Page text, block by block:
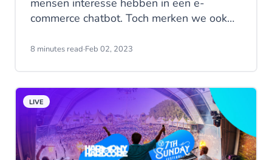
mensen interesse hebben in een e-
commerce chatbot. Toch merken we ook
slim genoeg om mijn klanten te helpen?
8 minutes read·Feb 02, 2023
LIVE